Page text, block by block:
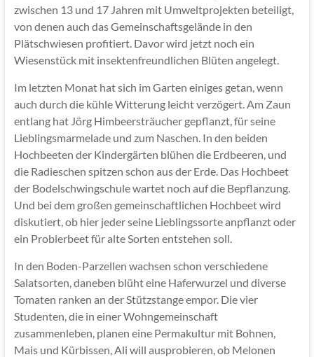
zwischen 13 und 17 Jahren mit Umweltprojekten beteiligt,
von denen auch das Gemeinschaftsgelände in den
Plätschwiesen profitiert. Davor wird jetzt noch ein
Wiesenstück mit insektenfreundlichen Blüten angelegt.
Im letzten Monat hat sich im Garten einiges getan, wenn
auch durch die kühle Witterung leicht verzögert. Am Zaun
entlang hat Jörg Himbeersträucher gepflanzt, für seine
Lieblingsmarmelade und zum Naschen. In den beiden
Hochbeeten der Kindergärten blühen die Erdbeeren, und
die Radieschen spitzen schon aus der Erde. Das Hochbeet
der Bodelschwingschule wartet noch auf die Bepflanzung.
Und bei dem großen gemeinschaftlichen Hochbeet wird
diskutiert, ob hier jeder seine Lieblingssorte anpflanzt oder
ein Probierbeet für alte Sorten entstehen soll.
In den Boden-Parzellen wachsen schon verschiedene
Salatsorten, daneben blüht eine Haferwurzel und diverse
Tomaten ranken an der Stützstange empor. Die vier
Studenten, die in einer Wohngemeinschaft
zusammenleben, planen eine Permakultur mit Bohnen,
Mais und Kürbissen, Ali will ausprobieren, ob Melonen